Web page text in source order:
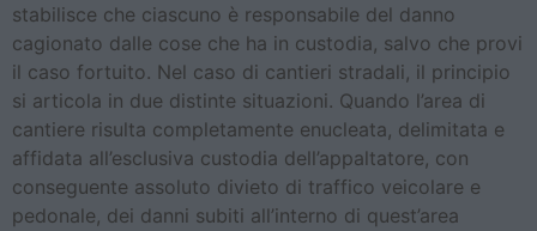
stabilisce che ciascuno è responsabile del danno
cagionato dalle cose che ha in custodia, salvo che provi
il caso fortuito. Nel caso di cantieri stradali, il principio
si articola in due distinte situazioni. Quando l’area di
cantiere risulta completamente enucleata, delimitata e
affidata all’esclusiva custodia dell’appaltatore, con
conseguente assoluto divieto di traffico veicolare e
pedonale, dei danni subiti all’interno di quest’area